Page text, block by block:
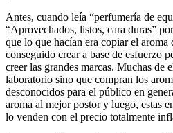
Antes, cuando leía “perfumería de
“Aprovechados, listos, cara duras”
que lo que hacían era copiar el aroma
conseguido crear a base de esfuerzo
creer las grandes marcas. Muchas de
laboratorio sino que compran los
desconocidos para el público en
aroma al mejor postor y luego, estas
lo venden con el precio totalmente